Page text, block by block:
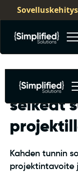
Sovelluskehitys
selkeät
Kahden tunnin
projektintavoite